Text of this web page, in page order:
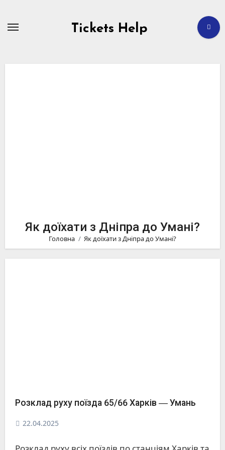
вмісту
Tickets Help
Як доїхати з Дніпра до Умані?
Головна Як доїхати з Дніпра до Умані?
Розклад руху поїзда 65/66 Харків ― Умань
22.04.2025